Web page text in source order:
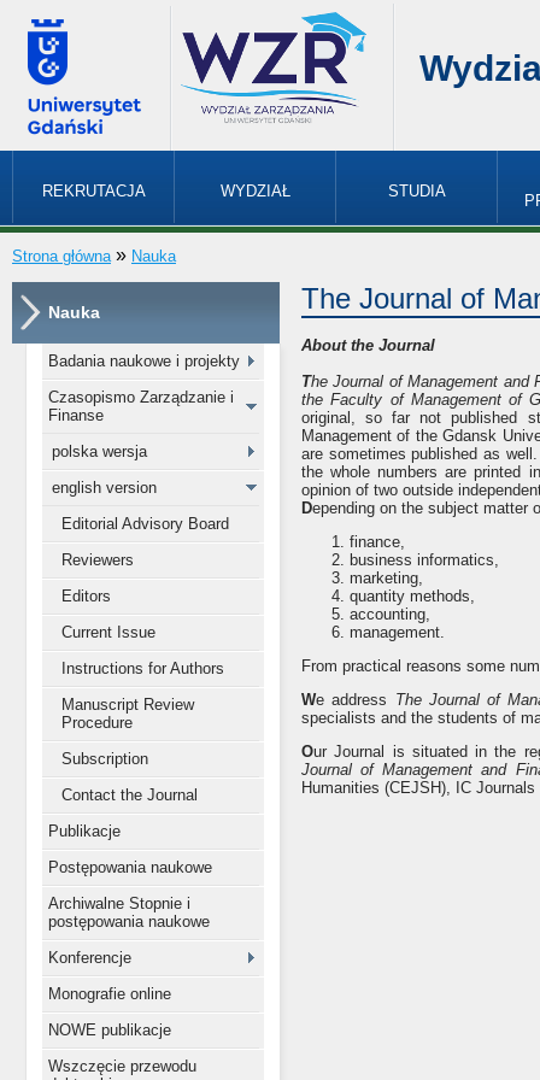
REKRUTACJA WYDZIAŁ STUDIA
Strona główna » Nauka
Nauka
Badania naukowe i projekty
Czasopismo Zarządzanie i
Finanse
polska wersja
english version
Editorial Advisory Board
Reviewers
Editors
Current Issue
Instructions for Authors
Manuscript Review
Procedure
Subscription
Contact the Journal
Publikacje
Postępowania naukowe
Archiwalne Stopnie i
postępowania naukowe
Konferencje
Monografie online
NOWE publikacje
Wszczęcie przewodu
The Journal of
About the Journal
The Journal of Management and
the Faculty of Management of
original, so far not published
Management of the Gdansk
are sometimes published as
the whole numbers are printed
opinion of two outside
Depending on the subject matter
finance,
business informatics,
marketing,
quantity methods,
accounting,
management.
From practical reasons some
We address The Journal of
specialists and the students of
Our Journal is situated in the
Journal of Management and
Humanities (CEJSH), IC